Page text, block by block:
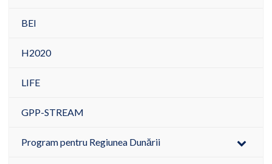
BEI
H2020
LIFE
GPP-STREAM
Program pentru Regiunea Dunării